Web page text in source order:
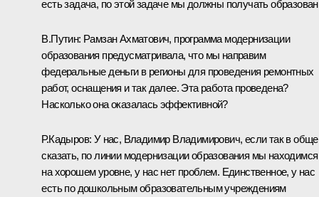
есть задача, по этой задаче мы должны получать
В.Путин: Рамзан Ахматович, программа модернизации
образования предусматривала, что мы направим
федеральные деньги в регионы для проведения ремонтных
работ, оснащения и так далее. Эта работа проведена?
Насколько она оказалась эффективной?
Р.Кадыров: У нас, Владимир Владимирович, если так в
сказать, по линии модернизации образования мы находимся
на хорошем уровне, у нас нет проблем. Единственное, у нас
есть по дошкольным образовательным учреждениям